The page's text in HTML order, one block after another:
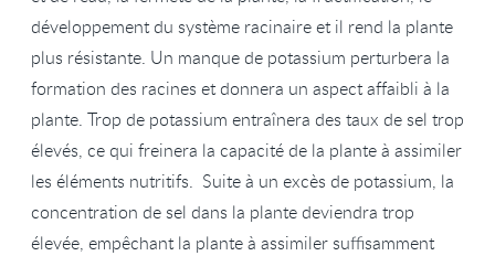
développement du système racinaire et il rend la plante
plus résistante. Un manque de potassium perturbera la
formation des racines et donnera un aspect affaibli à la
plante. Trop de potassium entraînera des taux de sel trop
élevés, ce qui freinera la capacité de la plante à assimiler
les éléments nutritifs. Suite à un excès de potassium, la
concentration de sel dans la plante deviendra trop
élevée, empêchant la plante à assimiler suffisamment